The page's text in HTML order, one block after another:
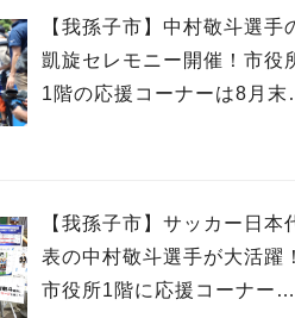
【我孫子市】中村敬斗選手
凱旋セレモニー開催！市役
1階の応援コーナーは8月末
【我孫子市】サッカー日本
表の中村敬斗選手が大活躍！
市役所1階に応援コーナー開